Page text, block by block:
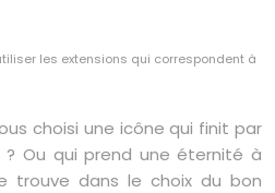
les extensions qui correspondent à
choisi une icône qui finit par
? Ou qui prend une éternité à
trouve dans le choix du bon